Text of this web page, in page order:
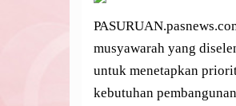
musyawarah yang
untuk menetapkan
kebutuhan